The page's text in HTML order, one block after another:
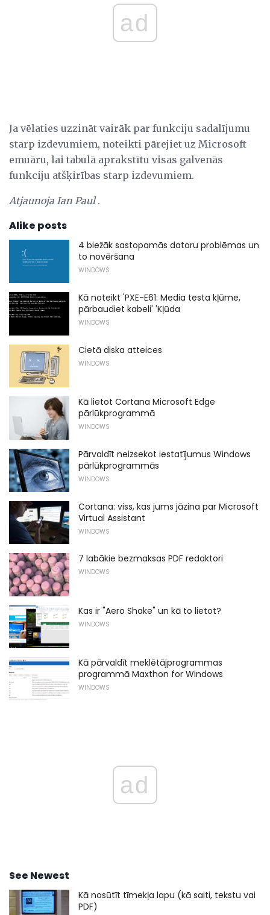
ad
Ja vēlaties uzzināt vairāk par funkciju sadalījumu
starp izdevumiem, noteikti pārejiet uz Microsoft
emuāru, lai tabulā aprakstītu visas galvenās
funkciju atšķirības starp izdevumiem.
Atjaunoja Ian Paul.
Alike posts
4 biežāk sastopamās datoru problēmas un
to novēršana
WINDOWS
Kā noteikt 'PXE-E61: Media testa kļūme,
pārbaudiet kabeli' 'Kļūda
WINDOWS
Cietā diska atteices
WINDOWS
Kā lietot Cortana Microsoft Edge
pārlūkprogrammā
WINDOWS
Pārvaldīt neizsekot iestatījumus Windows
pārlūkprogrammās
WINDOWS
Cortana: viss, kas jums jāzina par Microsoft
Virtual Assistant
WINDOWS
7 labākie bezmaksas PDF redaktori
WINDOWS
Kas ir "Aero Shake" un kā to lietot?
WINDOWS
Kā pārvaldīt meklētājprogrammas
programmā Maxthon for Windows
WINDOWS
ad
See Newest
Kā nosūtīt tīmekļa lapu (kā saiti, tekstu vai
PDF)